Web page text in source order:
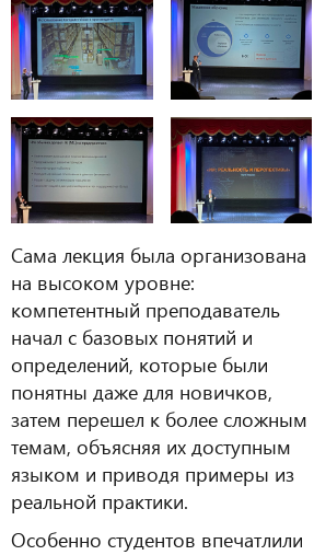
Сама лекция была организована
на высоком уровне:
компетентный преподаватель
начал с базовых понятий и
определений, которые были
понятны даже для новичков,
затем перешел к более сложным
темам, объясняя их доступным
языком и приводя примеры из
реальной практики.
Особенно студентов впечатлили